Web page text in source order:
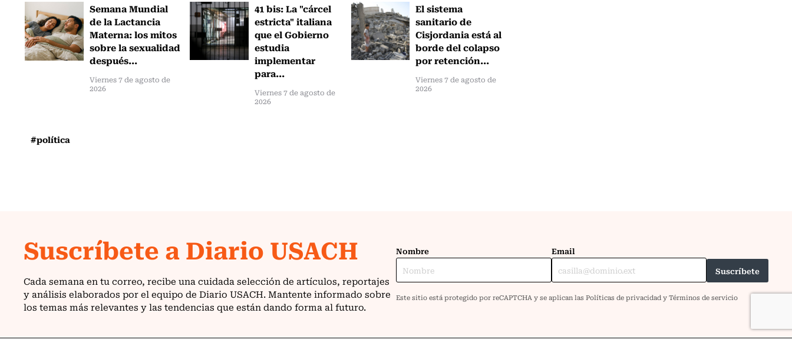
Semana Mundial
de la Lactancia
Materna: los mitos
sobre la sexualidad
después...
Viernes 7 de agosto de
2026
41 bis: La "cárcel
estricta" italiana
que el Gobierno
estudia
implementar
para...
Viernes 7 de agosto de
2026
El sistema
sanitario de
Cisjordania está al
borde del colapso
por retención...
Viernes 7 de agosto de
2026
#política